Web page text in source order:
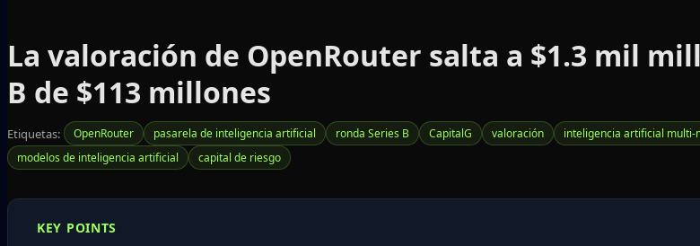
La valoración de OpenRouter salta a $1.3 mil
B de $113 millones
Etiquetas: OpenRouter pasarela de inteligencia artificial ronda Series B CapitalG valoración inteligencia artificial multi-
modelos de inteligencia artificial
capital de riesgo
KEY POINTS